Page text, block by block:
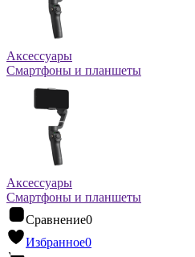
Аксессуары
Смартфоны и планшеты
Аксессуары
Смартфоны и планшеты
Сравнение0
Избранное0